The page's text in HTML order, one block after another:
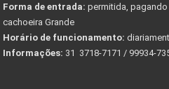
Forma de entrada: permitida,
cachoeira Grande
Horário de funcionamento:
Informações: 31 3718-7171 / 99934-